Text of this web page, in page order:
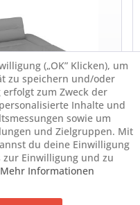
(„OK” Klicken), um
zu speichern und/oder
zum Zweck der
Inhalte und
sowie um
und Zielgruppen. Mit
du deine Einwilligung
Einwilligung und zu
Mehr Informationen